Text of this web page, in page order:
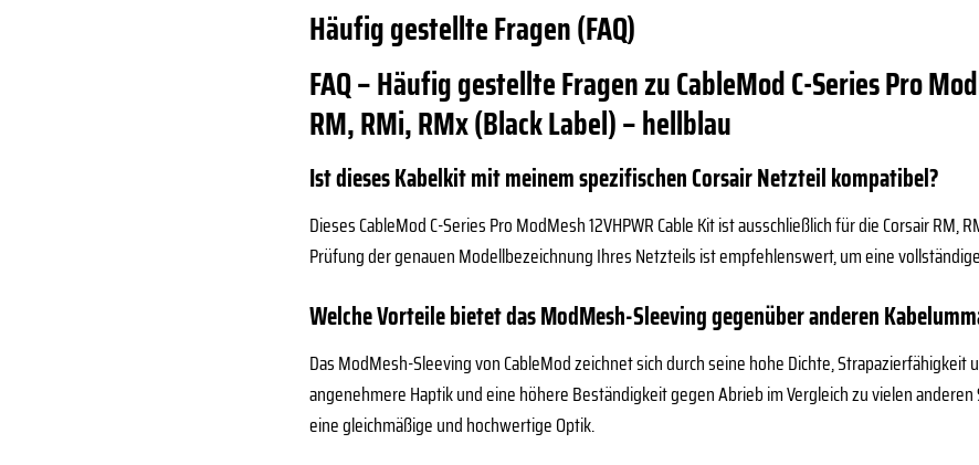
Häufig gestellte Fragen (FAQ)
FAQ – Häufig gestellte Fragen zu CableMod C-Series Pro
RM, RMi, RMx (Black Label) – hellblau
Ist dieses Kabelkit mit meinem spezifischen Corsair Netzteil kompatibel?
Dieses CableMod C-Series Pro ModMesh 12VHPWR Cable Kit ist ausschließlich für die Corsair
Prüfung der genauen Modellbezeichnung Ihres Netzteils ist empfehlenswert, um eine
Welche Vorteile bietet das ModMesh-Sleeving gegenüber anderen
Das ModMesh-Sleeving von CableMod zeichnet sich durch seine hohe Dichte,
angenehmere Haptik und eine höhere Beständigkeit gegen Abrieb im Vergleich zu vielen
eine gleichmäßige und hochwertige Optik.